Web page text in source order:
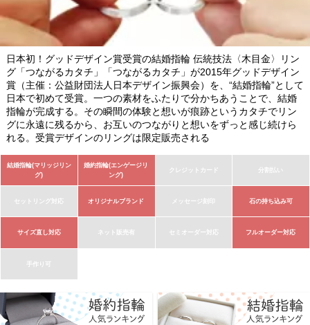
日本初！グッドデザイン賞受賞の結婚指輪 伝統技法〈木目金〉リン
グ「つながるカタチ」「つながるカタチ」が2015年グッドデザイン
賞（主催：公益財団法人日本デザイン振興会）を、“結婚指輪”として
日本で初めて受賞。一つの素材をふたりで分かちあうことで、結婚
指輪が完成する。その瞬間の体験と想いが痕跡というカタチでリン
グに永遠に残るから、お互いのつながりと想いをずっと感じ続けら
れる。受賞デザインのリングは限定販売される
結婚指輪(マリッジリン
グ)
婚約指輪(エンゲージリ
ング)
クレジットカード 分割払い
セットリング対応 オリジナルブランド メッセージ刻印 石の持ち込み可
サイズ直し対応 ネット販売有 セミオーダー対応 フルオーダー対応
手作り可